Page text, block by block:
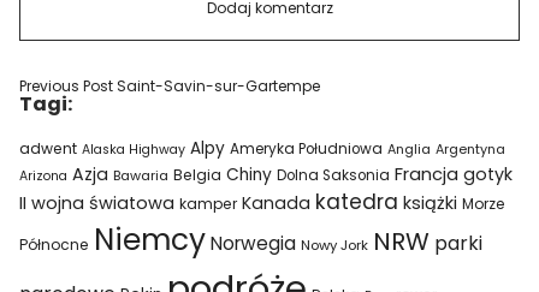
Previous PostSaint-Savin-sur-Gartempe
Tagi:
adwent Alaska Highway Alpy Ameryka Południowa Anglia Argentyna
Arizona Azja Bawaria Belgia Chiny Dolna Saksonia Francja gotyk
II wojna światowa kamper Kanada katedra książki Morze
Północne Niemcy Norwegia Nowy Jork NRW parki